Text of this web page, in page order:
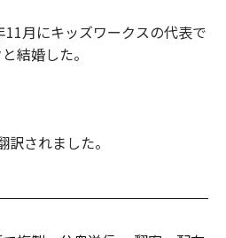
月にキッズワークスの代表で
結婚した。
されました。